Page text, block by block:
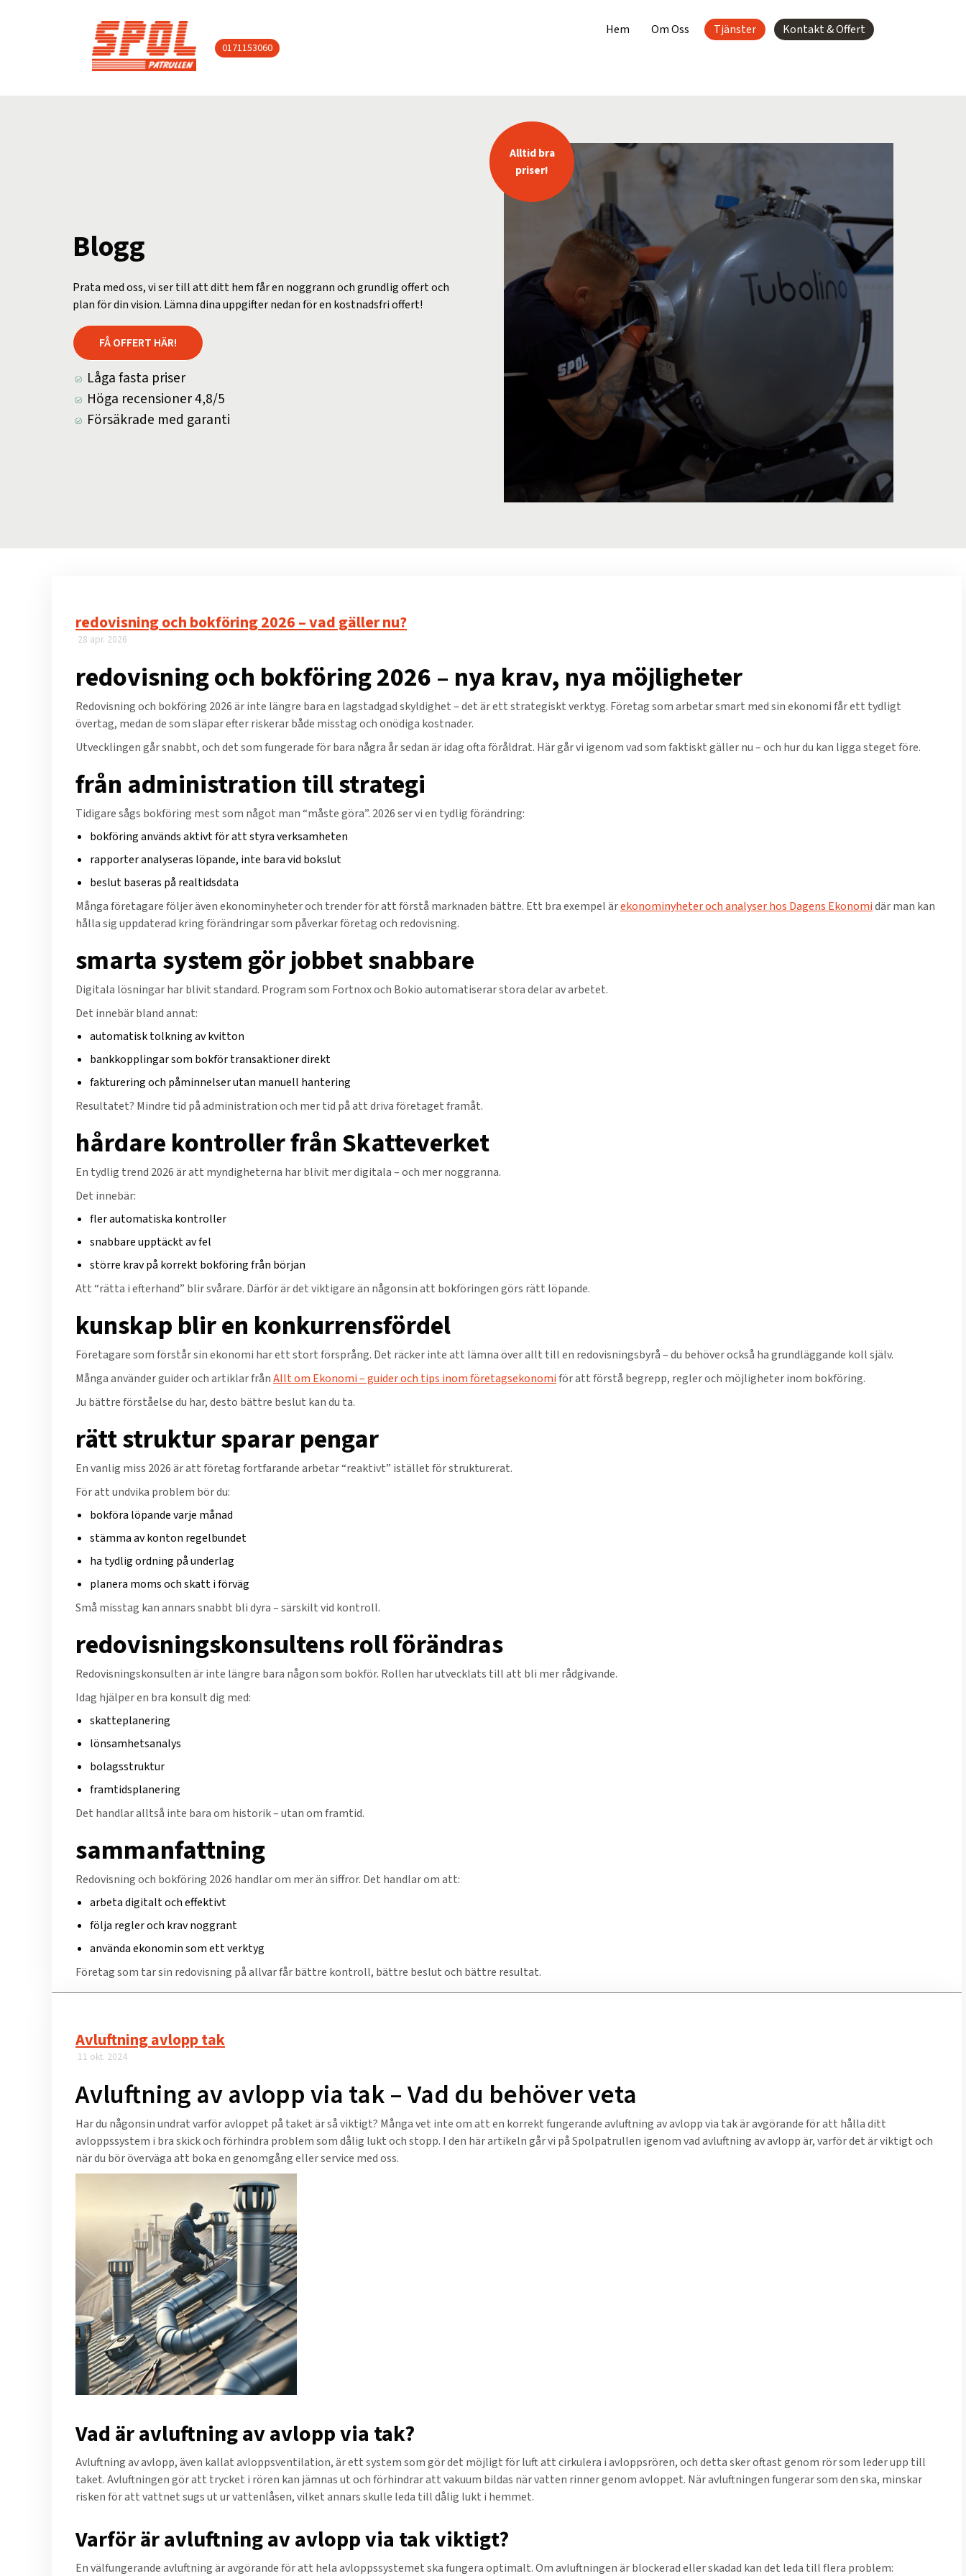
0171153060
Hem Om Oss Tjänster Kontakt & Offert
Blogg
Prata med oss, vi ser till att ditt hem får en noggrann och grundlig offert och
plan för din vision. Lämna dina uppgifter nedan för en kostnadsfri offert!
FÅ OFFERT HÄR!
Låga fasta priser
Höga recensioner 4,8/5
Försäkrade med garanti
Alltid bra
priser!
redovisning och bokföring 2026 – vad gäller nu?
28 apr. 2026
redovisning och bokföring 2026 – nya krav, nya möjligheter
Redovisning och bokföring 2026 är inte längre bara en lagstadgad skyldighet – det är ett strategiskt verktyg. Företag som arbetar smart med sin ekonomi får ett tydligt
övertag, medan de som släpar efter riskerar både misstag och onödiga kostnader.
Utvecklingen går snabbt, och det som fungerade för bara några år sedan är idag ofta föråldrat. Här går vi igenom vad som faktiskt gäller nu – och hur du kan ligga steget före.
från administration till strategi
Tidigare sågs bokföring mest som något man “måste göra”. 2026 ser vi en tydlig förändring:
bokföring används aktivt för att styra verksamheten
rapporter analyseras löpande, inte bara vid bokslut
beslut baseras på realtidsdata
Många företagare följer även ekonominyheter och trender för att förstå marknaden bättre. Ett bra exempel ärekonominyheter och analyser hos Dagens Ekonomidär man kan
hålla sig uppdaterad kring förändringar som påverkar företag och redovisning.
smarta system gör jobbet snabbare
Digitala lösningar har blivit standard. Program som Fortnox och Bokio automatiserar stora delar av arbetet.
Det innebär bland annat:
automatisk tolkning av kvitton
bankkopplingar som bokför transaktioner direkt
fakturering och påminnelser utan manuell hantering
Resultatet? Mindre tid på administration och mer tid på att driva företaget framåt.
hårdare kontroller från Skatteverket
En tydlig trend 2026 är att myndigheterna har blivit mer digitala – och mer noggranna.
Det innebär:
fler automatiska kontroller
snabbare upptäckt av fel
större krav på korrekt bokföring från början
Att “rätta i efterhand” blir svårare. Därför är det viktigare än någonsin att bokföringen görs rätt löpande.
kunskap blir en konkurrensfördel
Företagare som förstår sin ekonomi har ett stort försprång. Det räcker inte att lämna över allt till en redovisningsbyrå – du behöver också ha grundläggande koll själv.
Många använder guider och artiklar frånAllt om Ekonomi – guider och tips inom företagsekonomiför att förstå begrepp, regler och möjligheter inom bokföring.
Ju bättre förståelse du har, desto bättre beslut kan du ta.
rätt struktur sparar pengar
En vanlig miss 2026 är att företag fortfarande arbetar “reaktivt” istället för strukturerat.
För att undvika problem bör du:
bokföra löpande varje månad
stämma av konton regelbundet
ha tydlig ordning på underlag
planera moms och skatt i förväg
Små misstag kan annars snabbt bli dyra – särskilt vid kontroll.
redovisningskonsultens roll förändras
Redovisningskonsulten är inte längre bara någon som bokför. Rollen har utvecklats till att bli mer rådgivande.
Idag hjälper en bra konsult dig med:
skatteplanering
lönsamhetsanalys
bolagsstruktur
framtidsplanering
Det handlar alltså inte bara om historik – utan om framtid.
sammanfattning
Redovisning och bokföring 2026 handlar om mer än siffror. Det handlar om att:
arbeta digitalt och effektivt
följa regler och krav noggrant
använda ekonomin som ett verktyg
Företag som tar sin redovisning på allvar får bättre kontroll, bättre beslut och bättre resultat.
Avluftning avlopp tak​
11 okt. 2024
Avluftning av avlopp via tak – Vad du behöver veta
Har du någonsin undrat varför avloppet på taket är så viktigt? Många vet inte om att en korrekt fungerande avluftning av avlopp via tak är avgörande för att hålla ditt
avloppssystem i bra skick och förhindra problem som dålig lukt och stopp. I den här artikeln går vi på Spolpatrullen igenom vad avluftning av avlopp är, varför det är viktigt och
när du bör överväga att boka en genomgång eller service med oss.
Vad är avluftning av avlopp via tak?
Avluftning av avlopp, även kallat avloppsventilation, är ett system som gör det möjligt för luft att cirkulera i avloppsrören, och detta sker oftast genom rör som leder upp till
taket. Avluftningen gör att trycket i rören kan jämnas ut och förhindrar att vakuum bildas när vatten rinner genom avloppet. När avluftningen fungerar som den ska, minskar
risken för att vattnet sugs ut ur vattenlåsen, vilket annars skulle leda till dålig lukt i hemmet.
Varför är avluftning av avlopp via tak viktigt?
En välfungerande avluftning är avgörande för att hela avloppssystemet ska fungera optimalt. Om avluftningen är blockerad eller skadad kan det leda till flera problem: